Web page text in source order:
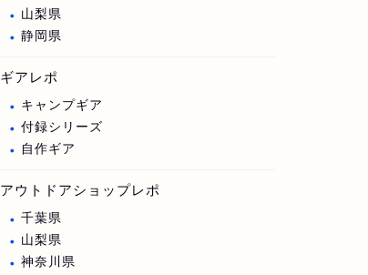
山梨県
静岡県
ギアレポ
キャンプギア
付録シリーズ
自作ギア
アウトドアショップレポ
千葉県
山梨県
神奈川県